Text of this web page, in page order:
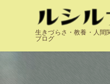
生きづらさ・教養・人間
ブログ